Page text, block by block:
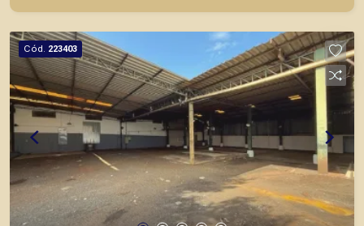
Cód. 223403